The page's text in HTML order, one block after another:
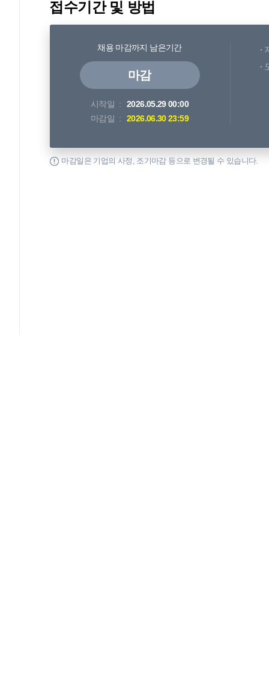
접수기간 및 방법
채용 마감까지 남은기간
마감
시작일
2026.05.29 00:00
마감일
2026.06.30 23:59
마감일은 기업의 사정, 조기마감 등으로 변경될 수 있습니다.